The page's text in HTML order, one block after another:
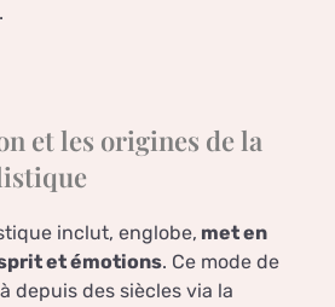
et les origines de la
inclut, englobe, met en
et émotions. Ce mode de
depuis des siècles via la